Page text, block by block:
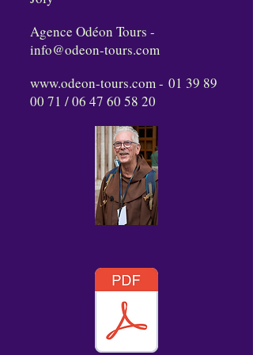
Agence Odéon Tours -
info@odeon-tours.com
www.odeon-tours.com- 01 39 89
00 71 /06 47 60 58 20